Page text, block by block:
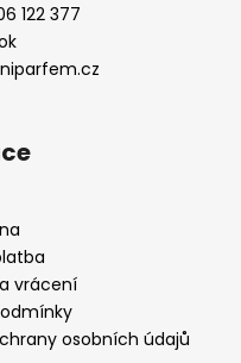
122 377
vrácení
osobních údajů